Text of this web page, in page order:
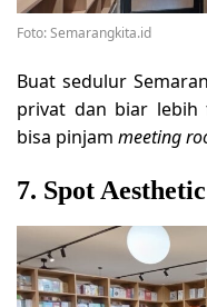
Foto: Semarangkita.id
Buat sedulur
privat dan biar lebih
bisa pinjam meeting
7. Spot Aesthetic